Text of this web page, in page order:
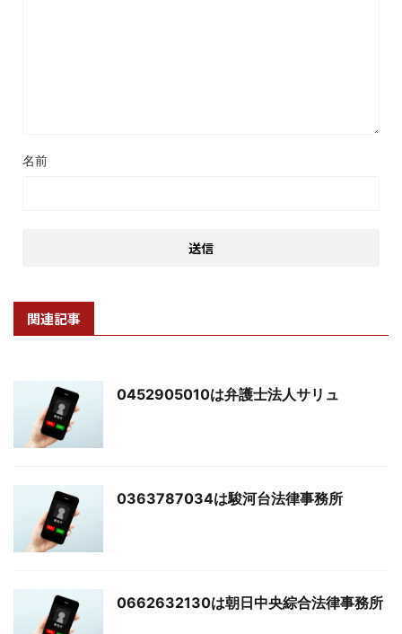
名前
関連記事
0452905010は弁護士法人サリュ
0363787034は駿河台法律事務所
0662632130は朝日中央綜合法律事務所